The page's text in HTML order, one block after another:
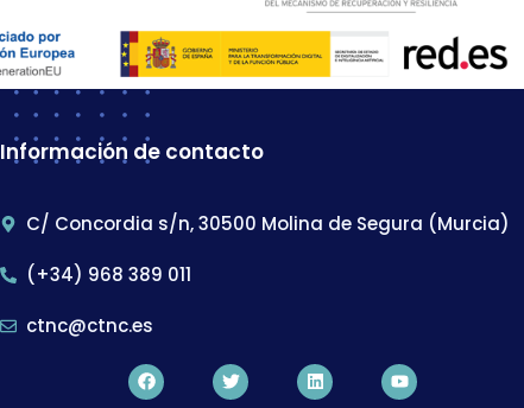
Información de contacto
C/ Concordia s/n, 30500 Molina de Segura (Murcia)
(+34) 968 389 011
ctnc@ctnc.es